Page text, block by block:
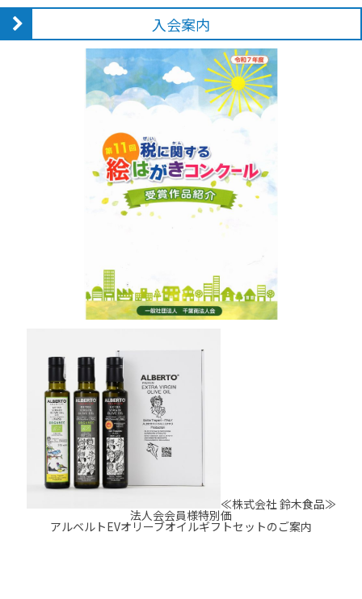
入会案内
≪株式会社 鈴木食品≫
法人会会員様特別価
アルベルトEVオリーブオイルギフトセットのご案内